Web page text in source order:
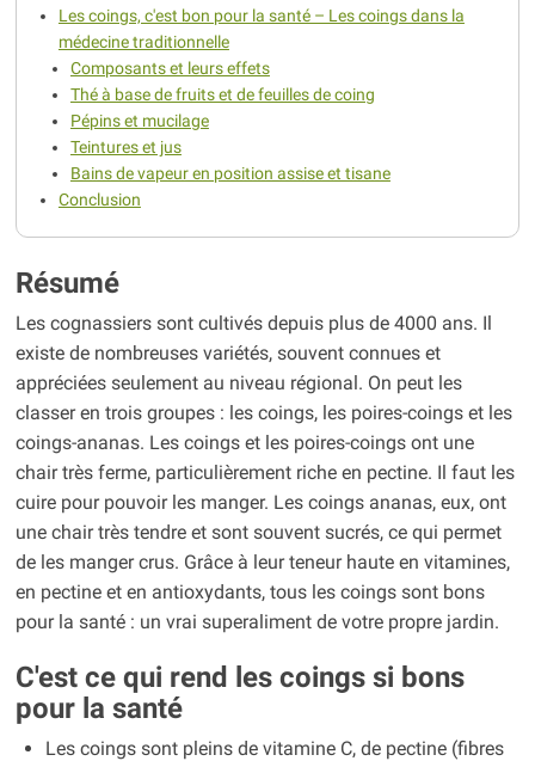
Les coings, c'est bon pour la santé – Les coings dans la
médecine traditionnelle
Composants et leurs effets
Thé à base de fruits et de feuilles de coing
Pépins et mucilage
Teintures et jus
Bains de vapeur en position assise et tisane
Conclusion
Résumé
Les cognassiers sont cultivés depuis plus de 4000 ans. Il
existe de nombreuses variétés, souvent connues et
appréciées seulement au niveau régional. On peut les
classer en trois groupes : les coings, les poires-coings et les
coings-ananas. Les coings et les poires-coings ont une
chair très ferme, particulièrement riche en pectine. Il faut les
cuire pour pouvoir les manger. Les coings ananas, eux, ont
une chair très tendre et sont souvent sucrés, ce qui permet
de les manger crus. Grâce à leur teneur haute en vitamines,
en pectine et en antioxydants, tous les coings sont bons
pour la santé : un vrai superaliment de votre propre jardin.
C'est ce qui rend les coings si bons
pour la santé
Les coings sont pleins de vitamine C, de pectine (fibres